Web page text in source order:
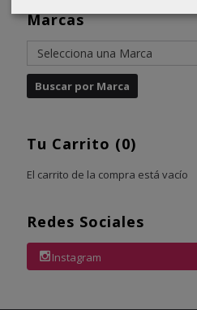
Marcas
Tu Carrito (0)
El carrito de la compra está vacío
Redes Sociales
Instagram